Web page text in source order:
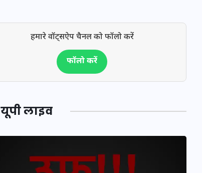
हमारे वॉट्सऐप चैनल को फॉलो करें
फॉलो करें
यूपी लाइव